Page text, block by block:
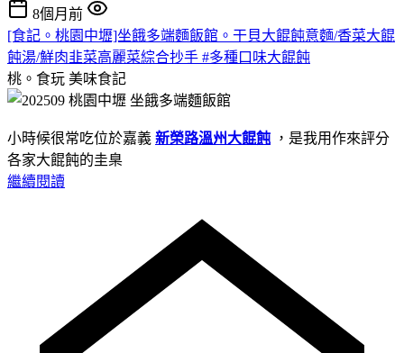
8個月前
[食記。桃園中壢]坐餓多端麵飯館。干貝大餛飩意麵/香菜大餛
飩湯/鮮肉韭菜高麗菜綜合抄手 #多種口味大餛飩
桃。食玩 美味食記
小時候很常吃位於嘉義 新榮路溫州大餛飩 ，是我用作來評分
各家大餛飩的圭臬
繼續閱讀